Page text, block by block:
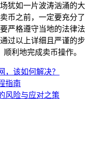
犹如一片波涛汹涌的大
币之前，一定要充分了
严格遵守当地的法律法
过以上详细且严谨的步
利地完成卖币操作。
，该如何解决？
指南
风险与应对之策